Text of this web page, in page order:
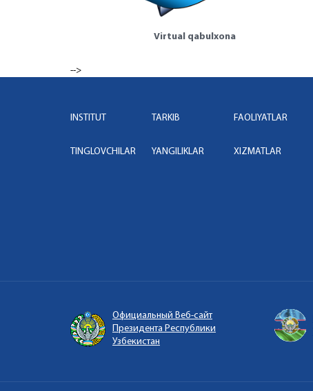
Virtual qabulxona
-->
INSTITUT TARKIB FAOLIYATLAR
TINGLOVCHILAR YANGILIKLAR XIZMATLAR
Официальный Веб-сайт
Президента Республики
Узбекистан